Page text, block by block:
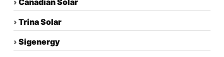
› Canadian Solar
› Trina Solar
› Sigenergy